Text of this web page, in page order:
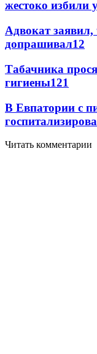
жестоко избили
Адвокат
допрашивал12
Табачника
гигиены121
В Евпатории с
Читать комментарии